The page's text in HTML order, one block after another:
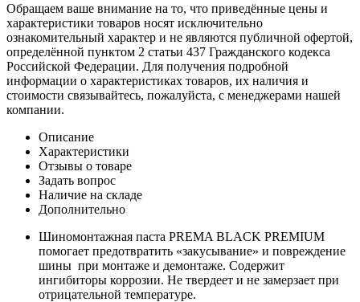
Обращаем ваше внимание на то, что приведённые цены и
характеристики товаров носят исключительно
ознакомительный характер и не являются публичной офертой,
определённой пунктом 2 статьи 437 Гражданского кодекса
Российской Федерации. Для получения подробной
информации о характеристиках товаров, их наличия и
стоимости связывайтесь, пожалуйста, с менеджерами нашей
компании.
Описание
Характеристики
Отзывы о товаре
Задать вопрос
Наличие на складе
Дополнительно
Шиномонтажная паста PREMA BLACK PREMIUM
помогает предотвратить «закусывание» и повреждение
шины при монтаже и демонтаже. Содержит
ингибиторы коррозии. Не твердеет и не замерзает при
отрицательной температуре.